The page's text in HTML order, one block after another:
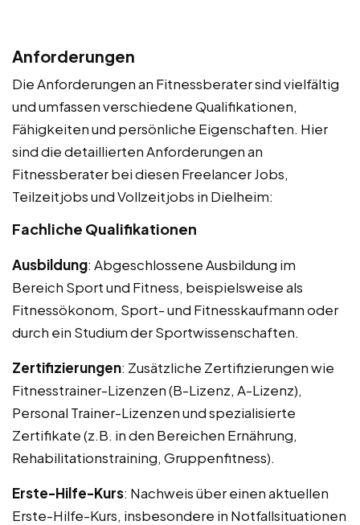
Anforderungen
Die Anforderungen an Fitnessberater sind vielfältig
und umfassen verschiedene Qualifikationen,
Fähigkeiten und persönliche Eigenschaften. Hier
sind die detaillierten Anforderungen an
Fitnessberater bei diesen Freelancer Jobs,
Teilzeitjobs und Vollzeitjobs in Dielheim:
Fachliche Qualifikationen
Ausbildung: Abgeschlossene Ausbildung im
Bereich Sport und Fitness, beispielsweise als
Fitnessökonom, Sport- und Fitnesskaufmann oder
durch ein Studium der Sportwissenschaften.
Zertifizierungen: Zusätzliche Zertifizierungen wie
Fitnesstrainer-Lizenzen (B-Lizenz, A-Lizenz),
Personal Trainer-Lizenzen und spezialisierte
Zertifikate (z.B. in den Bereichen Ernährung,
Rehabilitationstraining, Gruppenfitness).
Erste-Hilfe-Kurs: Nachweis über einen aktuellen
Erste-Hilfe-Kurs, insbesondere in Notfallsituationen